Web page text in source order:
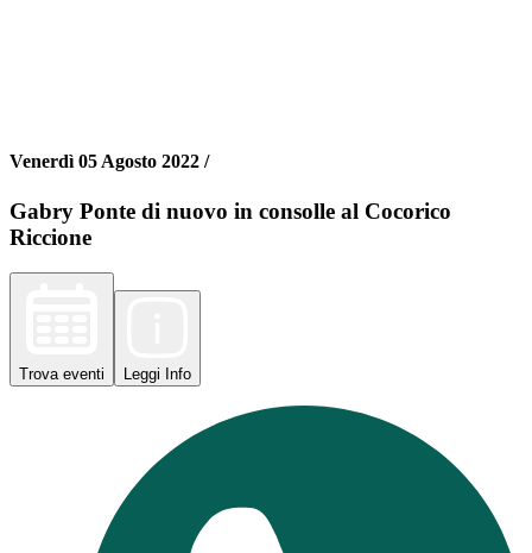
Venerdì 05 Agosto 2022 /
Gabry Ponte di nuovo in consolle al Cocorico
Riccione
Trova eventi Leggi Info